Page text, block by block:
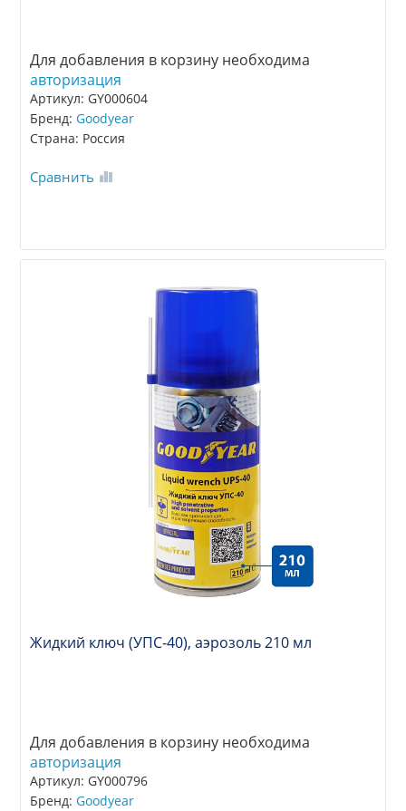
Для добавления в корзину необходима
авторизация
Артикул: GY000604
Бренд:Goodyear
Страна: Россия
Сравнить
Жидкий ключ (УПС-40), аэрозоль 210 мл
Для добавления в корзину необходима
авторизация
Артикул: GY000796
Бренд:Goodyear